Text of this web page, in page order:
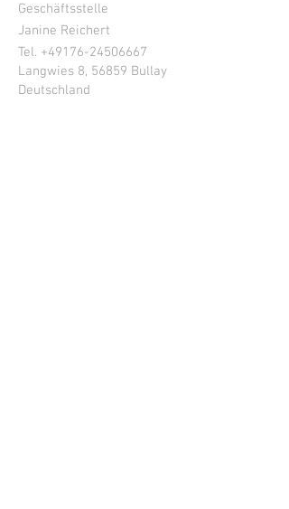
Geschäftsstelle
Janine Reichert
Tel. +49176-24506667
Langwies 8, 56859 Bullay
Deutschland